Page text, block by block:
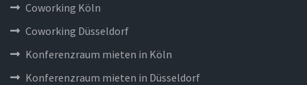
Coworking Köln
Coworking Düsseldorf
Konferenzraum mieten in Köln
Konferenzraum mieten in Düsseldorf